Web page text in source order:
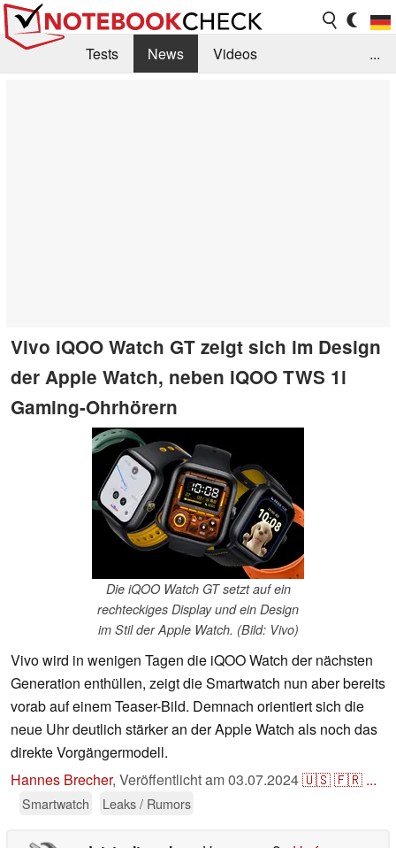
Tests News
Videos
...
Vivo iQOO Watch GT zeigt sich im Design
der Apple Watch, neben iQOO TWS 1i
Gaming-Ohrhörern
Die iQOO Watch GT setzt auf ein
rechteckiges Display und ein Design
im Stil der Apple Watch. (Bild: Vivo)
Vivo wird in wenigen Tagen die iQOO Watch der nächsten
Generation enthüllen, zeigt die Smartwatch nun aber bereits
vorab auf einem Teaser-Bild. Demnach orientiert sich die
neue Uhr deutlich stärker an der Apple Watch als noch das
direkte Vorgängermodell.
Hannes Brecher, Veröffentlicht am03.07.2024🇺🇸🇫🇷 ...
Smartwatch Leaks / Rumors